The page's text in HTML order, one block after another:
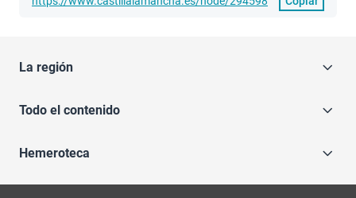
La región
Todo el contenido
Hemeroteca